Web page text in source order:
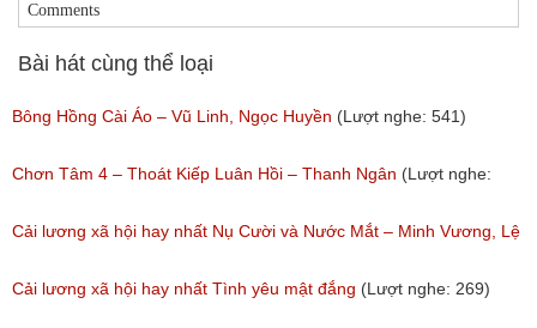
Comments
Bài hát cùng thể loại
Bông Hồng Cài Áo – Vũ Linh, Ngọc Huyền (Lượt nghe: 541)
Chơn Tâm 4 – Thoát Kiếp Luân Hồi – Thanh Ngân (Lượt nghe:
267)
Cải lương xã hội hay nhất Nụ Cười và Nước Mắt – Minh Vương, Lệ
Thủy
Cải lương xã hội hay nhất Tình yêu mật đắng (Lượt nghe: 269)